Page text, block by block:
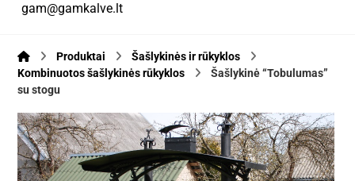
gam@gamkalve.lt
Produktai
Šašlykinės ir rūkyklos
Kombinuotos šašlykinės rūkyklos
Šašlykinė “Tobulumas”
su stogu